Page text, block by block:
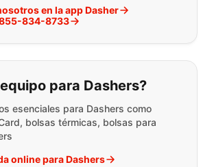
en la app Dasher
834-8733
para Dashers?
esenciales para Dashers como
bolsas térmicas, bolsas para
online para Dashers